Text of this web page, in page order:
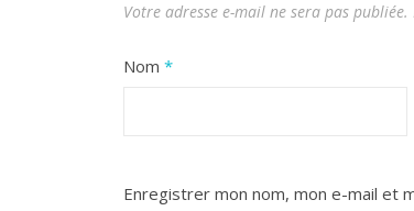
Votre adresse e-mail ne sera pas publiée.
Nom *
Enregistrer mon nom, mon e-mail et